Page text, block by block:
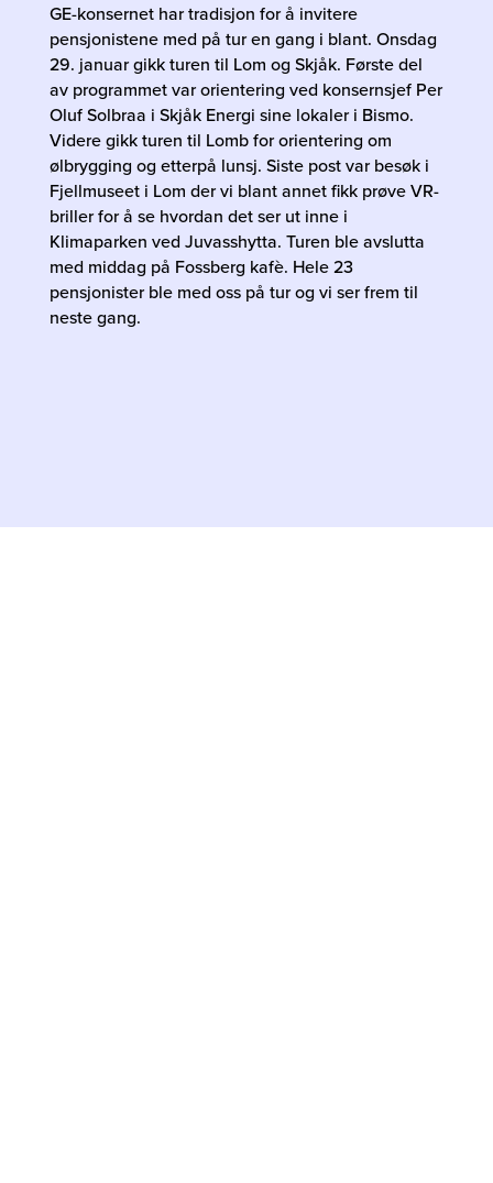
GE-konsernet har tradisjon for å invitere
pensjonistene med på tur en gang i blant. Onsdag
29. januar gikk turen til Lom og Skjåk. Første del
av programmet var orientering ved konsernsjef Per
Oluf Solbraa i Skjåk Energi sine lokaler i Bismo.
Videre gikk turen til Lomb for orientering om
ølbrygging og etterpå lunsj. Siste post var besøk i
Fjellmuseet i Lom der vi blant annet fikk prøve VR-
briller for å se hvordan det ser ut inne i
Klimaparken ved Juvasshytta. Turen ble avslutta
med middag på Fossberg kafè. Hele 23
pensjonister ble med oss på tur og vi ser frem til
neste gang.